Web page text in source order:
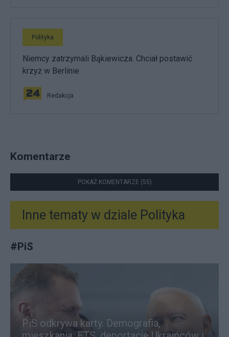
Polityka
Niemcy zatrzymali Bąkiewicza. Chciał postawić
krzyż w Berlinie
Redakcja
Komentarze
POKAŻ KOMENTARZE (55)
Inne tematy w dziale Polityka
#PiS
PiS odkrywa karty. Demografia,